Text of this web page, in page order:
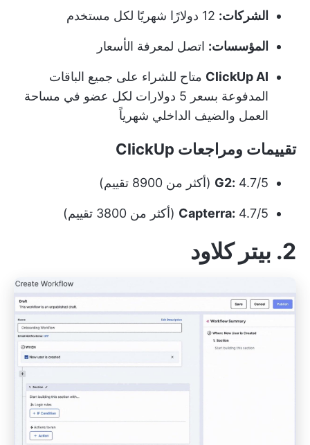
الشركات:
المؤسسات: اتصل لمعرفة الأسعار
ClickUp AI متاح للشراء على جميع الباقات
المدفوعة بسعر 5 دولارات لكل عضو في مساحة
العمل والضيف الداخلي شهرياً
تقييمات ومراجعات ClickUp
G2: 4.7/5 (أكثر من 8900 تقييم)
Capterra: 4.7/5 (أكثر من 3800 تقييم)
2. بيتر كلاود